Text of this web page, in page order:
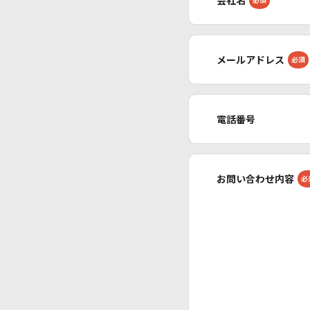
メールアドレス 必須
電話番号
お問い合わせ内容 必